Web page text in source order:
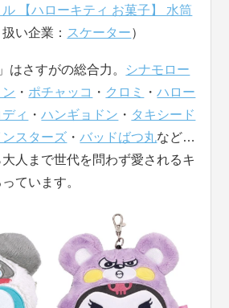
【ハローキティ お菓子】 水筒
扱い企業： スケーター）
」はさすがの総合力。 シナモロー
・ポチャッコ ・ クロミ ・ハロー
ィ ・ハンギョドン ・ タキシード
スターズ ・バッドばつ丸など…
人まで世代を問わず愛されるキ
ています。